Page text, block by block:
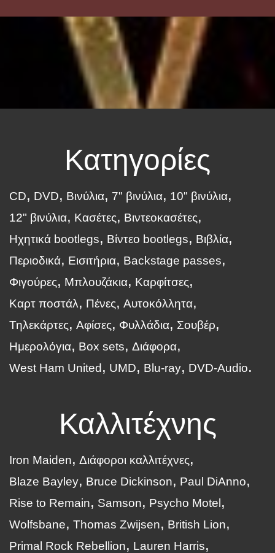
Κατηγορίες
CD DVD Βινύλια 7" βινύλια
10" βινύλια
12" βινύλια
Κασέτες
Βιντεοκασέτες
Ηχητικά bootlegs
Βίντεο bootlegs
Βιβλία
Περιοδικά
Εισιτήρια
Backstage passes
Φιγούρες
Μπλουζάκια
Καρφίτσες
Καρτ ποστάλ
Πένες
Αυτοκόλλητα
Τηλεκάρτες
Αφίσες Φυλλάδια
Σουβέρ
Ημερολόγια
Box sets
Διάφορα
West Ham United
UMD Blu-ray DVD-Audio
Καλλιτέχνης
Iron Maiden
Διάφοροι καλλιτέχνες
Blaze Bayley
Bruce Dickinson
Paul DiAnno
Rise to Remain
Samson
Psycho Motel
Wolfsbane
Thomas Zwijsen
British Lion
Primal Rock Rebellion
Lauren Harris